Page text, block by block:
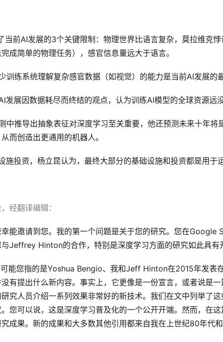
当前AI发展的3个关键限制：物理世界比语言复杂，莫拉维克
成简单的物理任务），感官信息量远大于语言。
训练系统理解复杂感官数据（如视觉）的能力是当前AI发展的
发展因数据耗尽而终结的观点，认为训练AI模型的全球资源远
中推导出抽象表征对深度学习至关重要，他还预测未来十年将
而创造出更通用的机器人。
施投资，杨立昆认为，最终大部分的基础设施和投资都是用于
经翻译编辑：
能邀请到您。我的第一个问题是关于您的研究。您在Google
Jeffrey Hinton的合作，特别是深度学习方面的研究如此具有
可能您指的是Yoshua Bengio、我和Jeff Hinton在2015年发表
有提出什么新内容。事实上，它更像是一份宣言，或者说是
究人员介绍一系列效果非常好的新技术。我们在文中列举了
您可以说，这是深度学习普及化的一个公开开端。然而，在
成果。新的成果和大多数其他引用都来自我在上世纪80年代和